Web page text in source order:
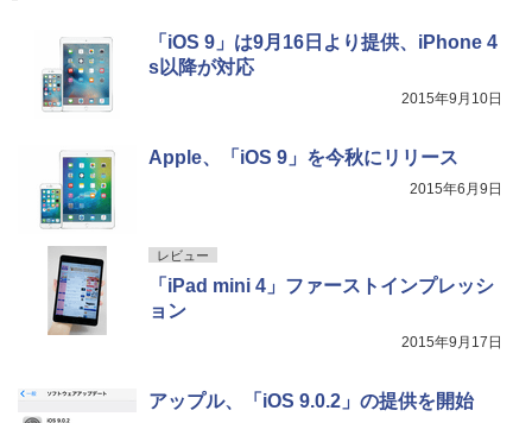
「iOS 9」は9月16日より提供、iPhone 4
s以降が対応
2015年9月10日
Apple、「iOS 9」を今秋にリリース
2015年6月9日
レビュー
「iPad mini 4」ファーストインプレッシ
ョン
2015年9月17日
アップル、「iOS 9.0.2」の提供を開始